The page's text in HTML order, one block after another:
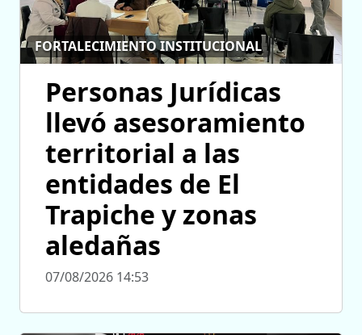
FORTALECIMIENTO INSTITUCIONAL
Personas Jurídicas
llevó asesoramiento
territorial a las
entidades de El
Trapiche y zonas
aledañas
07/08/2026 14:53